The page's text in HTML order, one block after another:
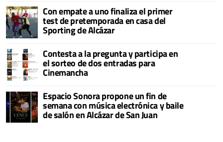
Con empate a uno finaliza el primer
test de pretemporada en casa del
Sporting de Alcázar
Contesta a la pregunta y participa en
el sorteo de dos entradas para
Cinemancha
Espacio Sonora propone un fin de
semana con música electrónica y baile
de salón en Alcázar de San Juan